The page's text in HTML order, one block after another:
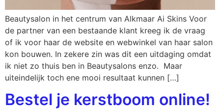
Beautysalon in het centrum van Alkmaar Ai Skins Voor
de partner van een bestaande klant kreeg ik de vraag
of ik voor haar de website en webwinkel van haar salon
kon bouwen. In zekere zin was dit een uitdaging omdat
ik niet zo thuis ben in Beautysalons enzo. Maar
uiteindelijk toch ene mooi resultaat kunnen […]
Bestel je kerstboom online!